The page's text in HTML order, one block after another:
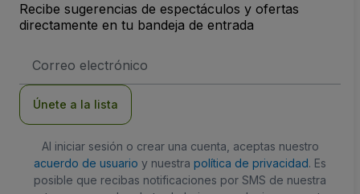
Recibe sugerencias de espectáculos y ofertas
directamente en tu bandeja de entrada
de
Únete a la lista
Al iniciar sesión o crear una cuenta, aceptas nuestro
acuerdo de usuario y nuestra política de privacidad. Es
posible que recibas notificaciones por SMS de nuestra